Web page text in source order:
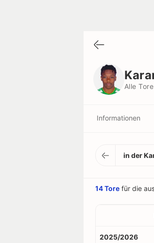
Alle Tore
Informationen
in der
14 Tore für die
2025/2026